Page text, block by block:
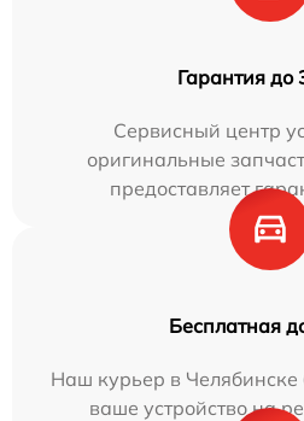
Гарантия до
Сервисный центр
оригинальные
предоставляет
Бесплатная
Наш курьер в Челябинске
ваше устройство на